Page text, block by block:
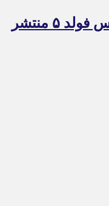
اولین تصاویر شیائومی میکس فولد ۵ منتشر